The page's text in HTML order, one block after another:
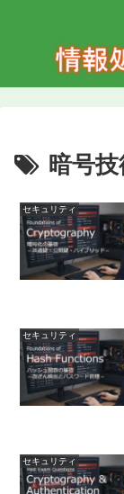
暗号
セキュリティ
セキュリティ
セキュリティ